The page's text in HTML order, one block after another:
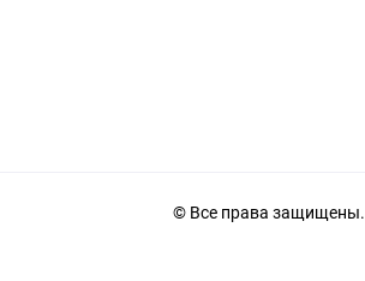
© Все права защищены.